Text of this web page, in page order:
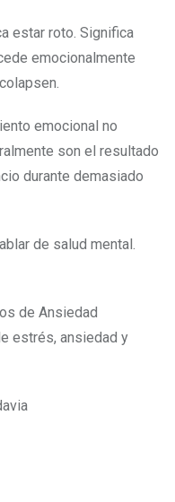
estar roto. Significa
emocionalmente
emocional no
son el resultado
durante demasiado
de salud mental.
de Ansiedad
estrés, ansiedad y